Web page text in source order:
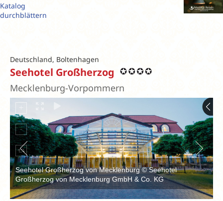
Katalog
durchblättern
Deutschland, Boltenhagen
Seehotel Großherzog
Mecklenburg-Vorpommern
Seehotel Großherzog von Mecklenburg © Seehotel
Großherzog von Mecklenburg GmbH & Co. KG